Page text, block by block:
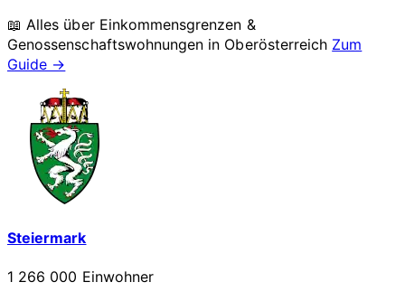
📖 Alles über Einkommensgrenzen &
Genossenschaftswohnungen in Oberösterreich Zum
Guide →
Steiermark
1 266 000 Einwohner